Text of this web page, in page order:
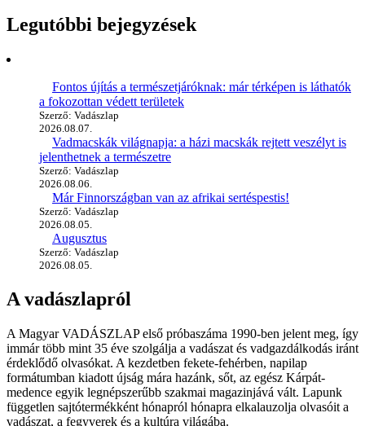
Legutóbbi bejegyzések
Fontos újítás a természetjáróknak: már térképen is láthatók
a fokozottan védett területek
Szerző: Vadászlap
2026.08.07.
Vadmacskák világnapja: a házi macskák rejtett veszélyt is
jelenthetnek a természetre
Szerző: Vadászlap
2026.08.06.
Már Finnországban van az afrikai sertéspestis!
Szerző: Vadászlap
2026.08.05.
Augusztus
Szerző: Vadászlap
2026.08.05.
A vadászlapról
A Magyar VADÁSZLAP első próbaszáma 1990-ben jelent meg, így
immár több mint 35 éve szolgálja a vadászat és vadgazdálkodás iránt
érdeklődő olvasókat. A kezdetben fekete-fehérben, napilap
formátumban kiadott újság mára hazánk, sőt, az egész Kárpát-
medence egyik legnépszerűbb szakmai magazinjává vált. Lapunk
független sajtótermékként hónapról hónapra elkalauzolja olvasóit a
vadászat, a fegyverek és a kultúra világába.